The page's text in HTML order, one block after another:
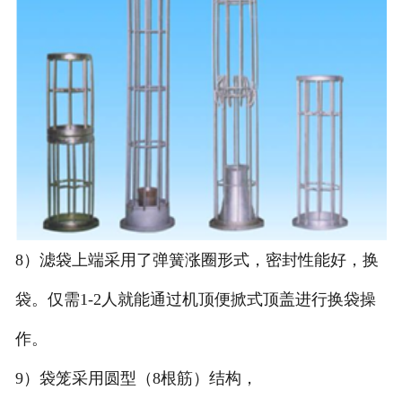
8）滤袋上端采用了弹簧涨圈形式，密封性能好，换
袋。仅需1-2人就能通过机顶便掀式顶盖进行换袋操
作。
9）袋笼采用圆型（8根筋）结构，